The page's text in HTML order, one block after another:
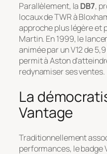
Parallèlement, la DB7,
locaux de TWR à
approche plus légère et
Martin. En 1999, le
animée par un V12 de
permit à Aston
redynamiser ses ventes.
La
Vantage
Traditionnellement
performances, le badge